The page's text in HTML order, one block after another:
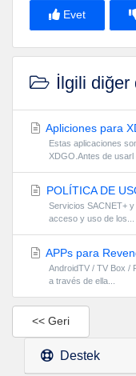
Evet
İlgili diğer
Apliciones para
Estas aplicaciones
XDGO.Antes de usarl
POLÍTICA DE
Servicios SACNET+
acceso y uso de los...
APPs para
AndroidTV / TV Box /
a través de ella...
<< Geri
Destek